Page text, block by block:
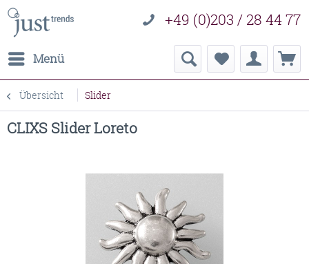
+49 (0)203 / 28 44 77
Menü
Übersicht Slider
CLIXS Slider Loreto